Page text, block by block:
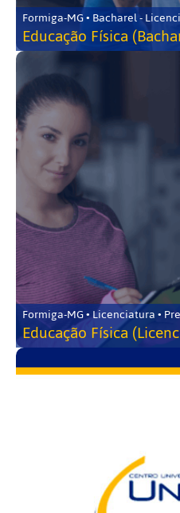
Formiga-MG • Bacharel -
Educação Física
Formiga-MG • Licenciatura •
Educação Física